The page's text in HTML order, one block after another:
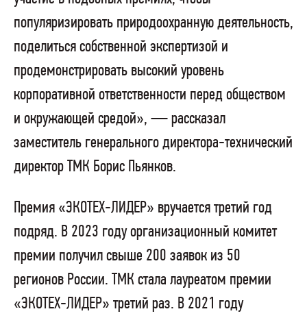
популяризировать природоохранную деятельность,
поделиться собственной экспертизой и
продемонстрировать высокий уровень
корпоративной ответственности перед обществом
и окружающей средой», — рассказал
заместитель генерального директора-технический
директор ТМК Борис Пьянков.
Премия «ЭКОТЕХ-ЛИДЕР» вручается третий год
подряд. В 2023 году организационный комитет
премии получил свыше 200 заявок из 50
регионов России. ТМК стала лауреатом премии
«ЭКОТЕХ-ЛИДЕР» третий раз. В 2021 году